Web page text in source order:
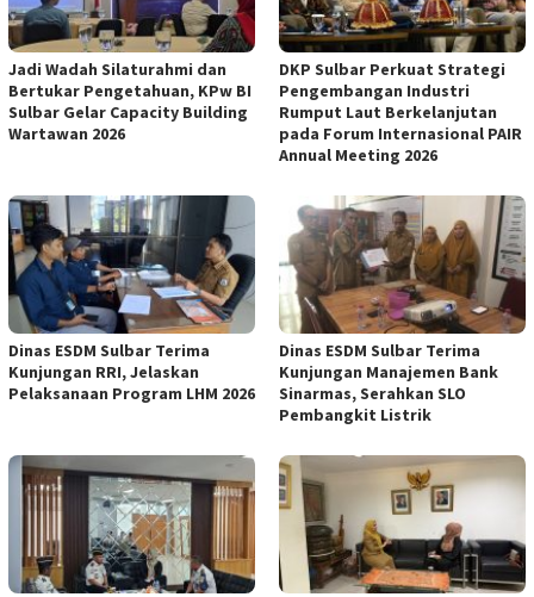
Jadi Wadah Silaturahmi dan
Bertukar Pengetahuan, KPw BI
Sulbar Gelar Capacity Building
Wartawan 2026
DKP Sulbar Perkuat Strategi
Pengembangan Industri
Rumput Laut Berkelanjutan
pada Forum Internasional PAIR
Annual Meeting 2026
Dinas ESDM Sulbar Terima
Kunjungan RRI, Jelaskan
Pelaksanaan Program LHM 2026
Dinas ESDM Sulbar Terima
Kunjungan Manajemen Bank
Sinarmas, Serahkan SLO
Pembangkit Listrik